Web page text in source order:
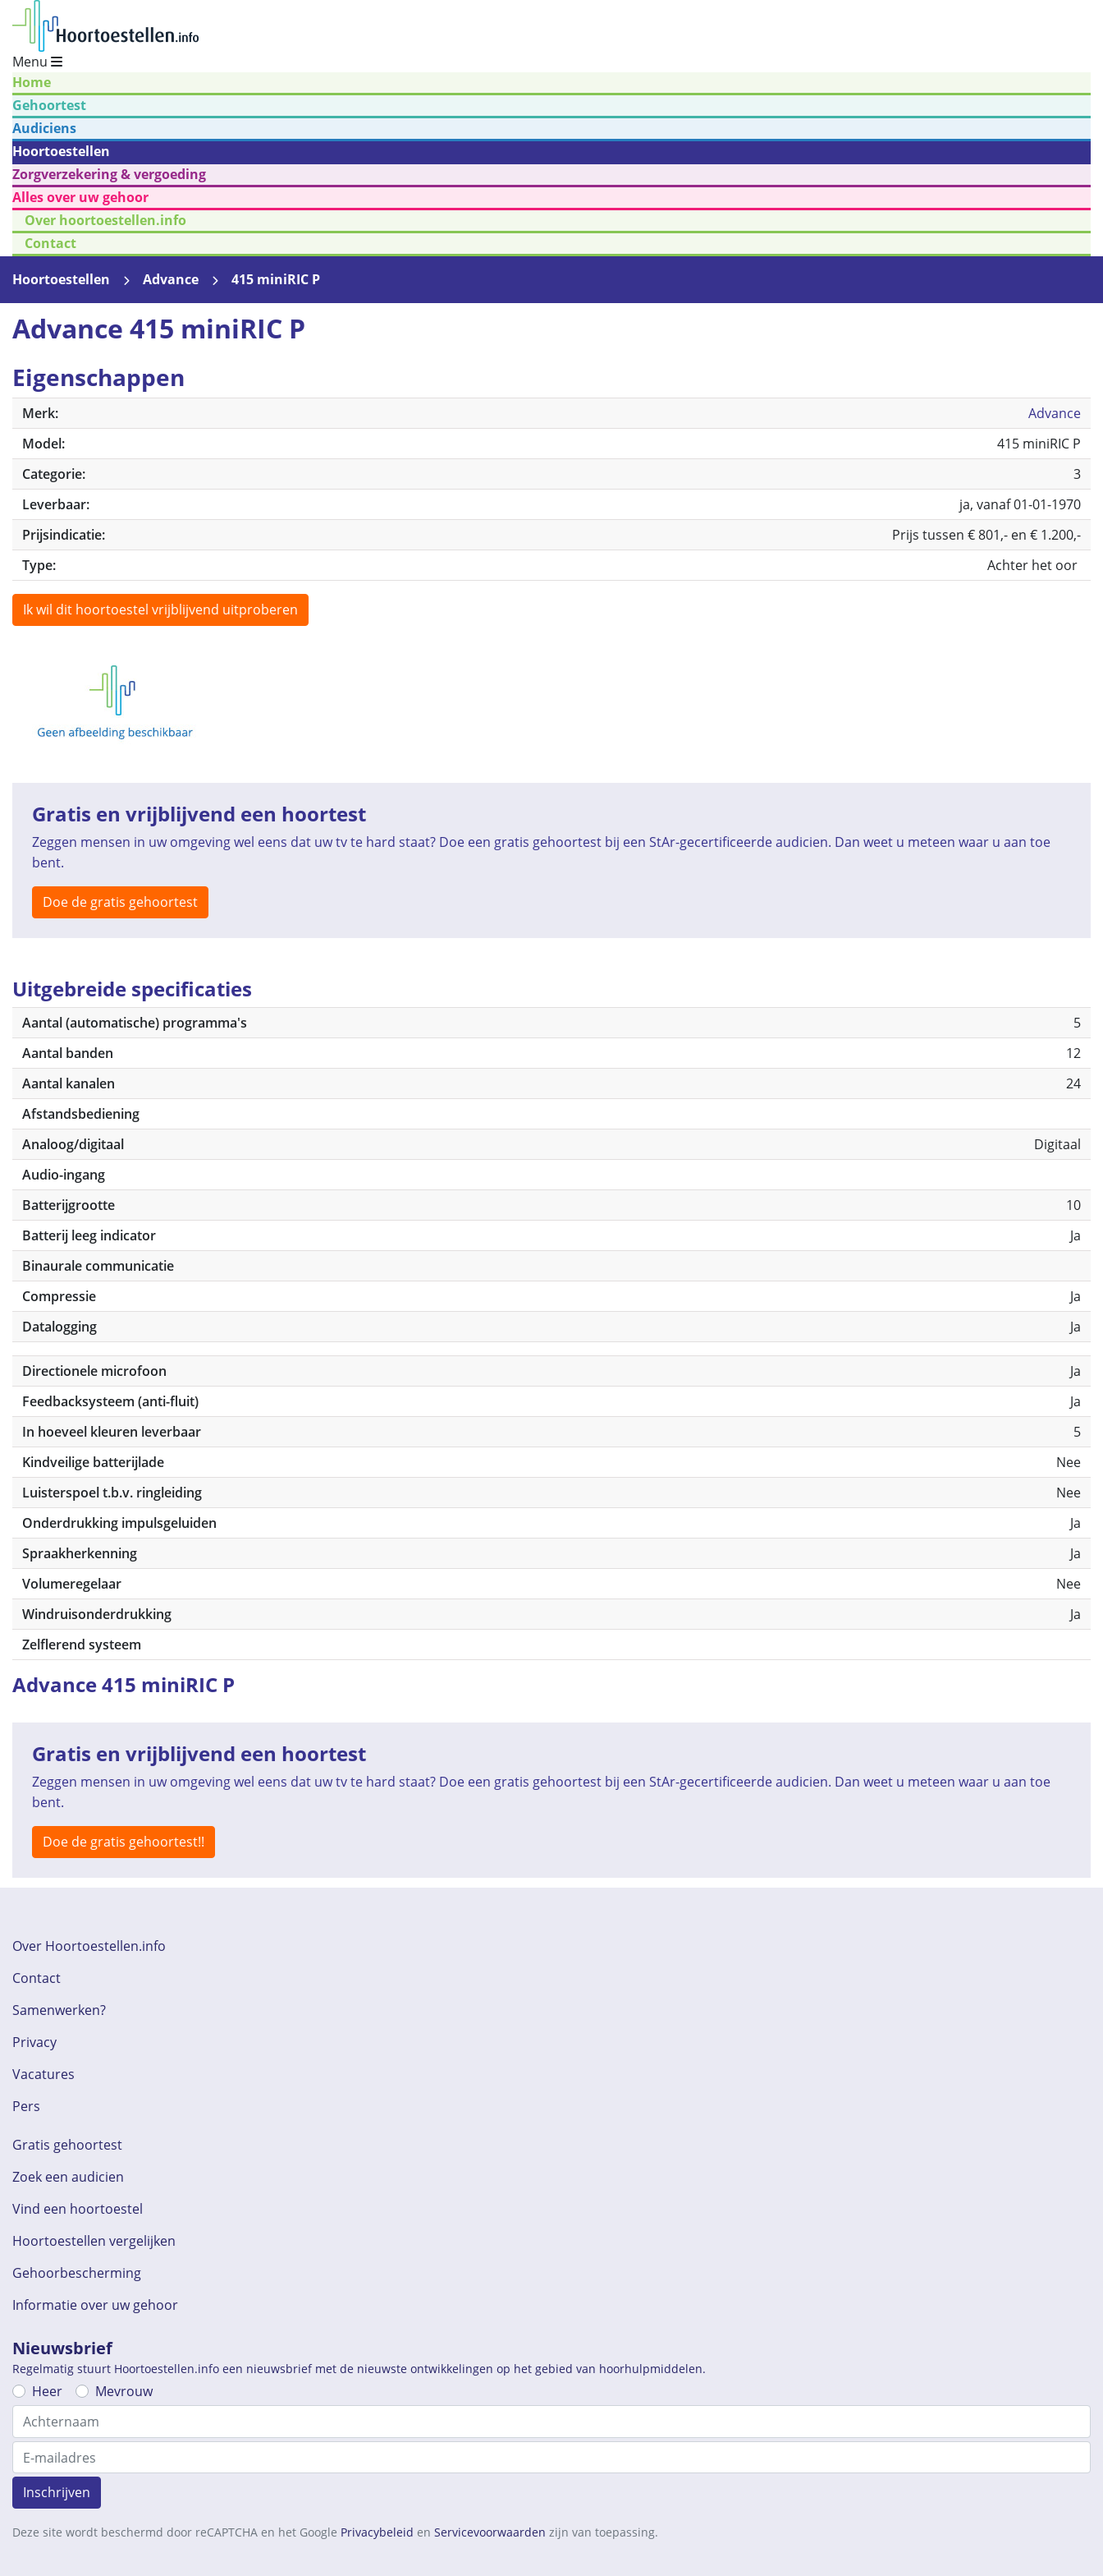
Menu
Home
Gehoortest
Audiciens
Hoortoestellen
Zorgverzekering & vergoeding
Alles over uw gehoor
Over hoortoestellen.info
Contact
Hoortoestellen
Advance 415 miniRIC P
Advance 415 miniRIC P
Eigenschappen
Merk:
Advance
Model:
415 miniRIC P
Categorie:
3
Leverbaar:
ja, vanaf 01-01-1970
Prijsindicatie:
Prijs tussen € 801,- en € 1.200,-
Type:
Achter het oor
Ik wil dit hoortoestel vrijblijvend uitproberen
Gratis en vrijblijvend een hoortest
Zeggen mensen in uw omgeving wel eens dat uw tv te hard staat? Doe een gratis gehoortest bij een StAr-gecertificeerde audicien. Dan weet u meteen waar u aan toe
bent.
Doe de gratis gehoortest
Uitgebreide specificaties
Aantal (automatische) programma's
5
Aantal banden
12
Aantal kanalen
24
Afstandsbediening
Analoog/digitaal
Digitaal
Audio-ingang
Batterijgrootte
10
Batterij leeg indicator
Ja
Binaurale communicatie
Compressie
Ja
Datalogging
Ja
Directionele microfoon
Ja
Feedbacksysteem (anti-fluit)
Ja
In hoeveel kleuren leverbaar
5
Kindveilige batterijlade
Nee
Luisterspoel t.b.v. ringleiding
Nee
Onderdrukking impulsgeluiden
Ja
Spraakherkenning
Ja
Volumeregelaar
Nee
Windruisonderdrukking
Ja
Zelflerend systeem
Advance 415 miniRIC P
Gratis en vrijblijvend een hoortest
Zeggen mensen in uw omgeving wel eens dat uw tv te hard staat? Doe een gratis gehoortest bij een StAr-gecertificeerde audicien. Dan weet u meteen waar u aan toe
bent.
Doe de gratis gehoortest!!
Over Hoortoestellen.info
Contact
Samenwerken?
Privacy
Vacatures
Pers
Gratis gehoortest
Zoek een audicien
Vind een hoortoestel
Hoortoestellen vergelijken
Gehoorbescherming
Informatie over uw gehoor
Nieuwsbrief
Regelmatig stuurt Hoortoestellen.info een nieuwsbrief met de nieuwste ontwikkelingen op het gebied van hoorhulpmiddelen.
Heer Mevrouw
Inschrijven
Deze site wordt beschermd door reCAPTCHA en het Google Privacybeleid en Servicevoorwaarden zijn van toepassing.